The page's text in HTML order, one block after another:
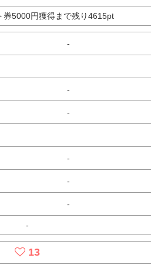
券5000円獲得まで残り4615pt
-
-
-
-
-
-
-
13